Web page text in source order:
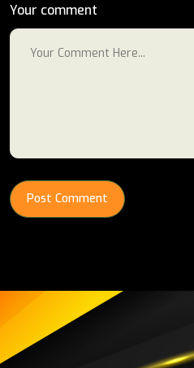
Your comment
Post Comment